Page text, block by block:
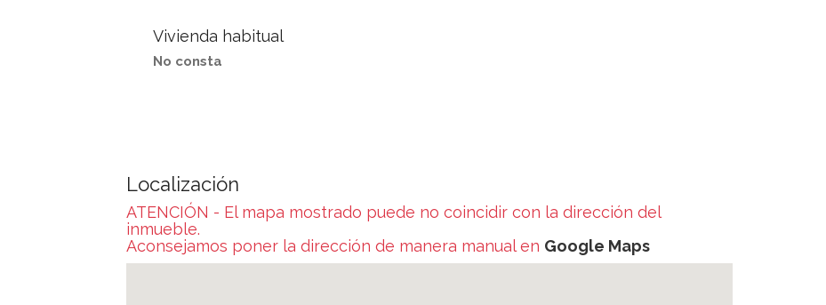
Vivienda habitual
No consta
Localización
ATENCIÓN - El mapa mostrado puede no coincidir con la dirección del
inmueble.
Aconsejamos poner la dirección de manera manual en Google Maps